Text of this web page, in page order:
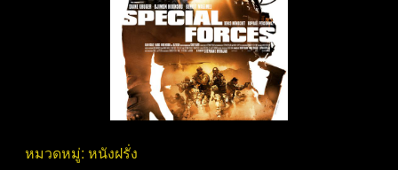
หมวดหมู่: หนังฝรั่ง